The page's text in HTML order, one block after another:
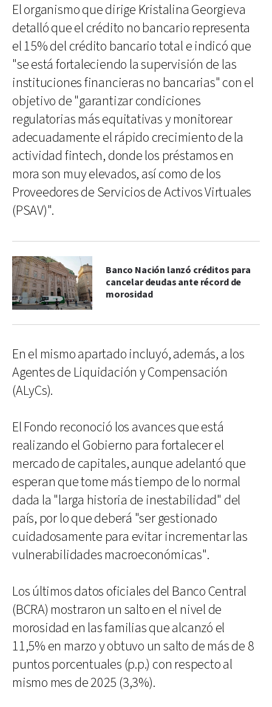
El organismo que dirige Kristalina Georgieva
detalló que el crédito no bancario representa
el 15% del crédito bancario total e indicó que
"se está fortaleciendo la supervisión de las
instituciones financieras no bancarias" con el
objetivo de "garantizar condiciones
regulatorias más equitativas y monitorear
adecuadamente el rápido crecimiento de la
actividad fintech, donde los préstamos en
mora son muy elevados, así como de los
Proveedores de Servicios de Activos Virtuales
(PSAV)".
Banco Nación lanzó créditos para
cancelar deudas ante récord de
morosidad
En el mismo apartado incluyó, además, a los
Agentes de Liquidación y Compensación
(ALyCs).
El Fondo reconoció los avances que está
realizando el Gobierno para fortalecer el
mercado de capitales, aunque adelantó que
esperan que tome más tiempo de lo normal
dada la "larga historia de inestabilidad" del
país, por lo que deberá "ser gestionado
cuidadosamente para evitar incrementar las
vulnerabilidades macroeconómicas".
Los últimos datos oficiales del Banco Central
(BCRA) mostraron un salto en el nivel de
morosidad en las familias que alcanzó el
11,5% en marzo y obtuvo un salto de más de 8
puntos porcentuales (p.p.) con respecto al
mismo mes de 2025 (3,3%).